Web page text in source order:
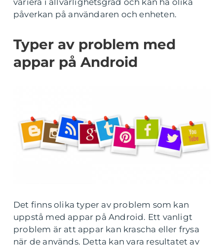
variera i allvarlighetsgrad och kan ha olika
påverkan på användaren och enheten.
Typer av problem med
appar på Android
Det finns olika typer av problem som kan
uppstå med appar på Android. Ett vanligt
problem är att appar kan krascha eller frysa
när de används. Detta kan vara resultatet av